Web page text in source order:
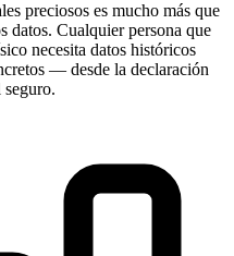
preciosos es mucho más que
datos. Cualquier persona que
necesita datos históricos
— desde la declaración
seguro.